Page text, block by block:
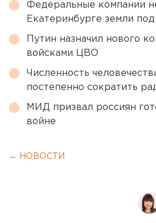
Федеральные компании
Екатеринбурге земли
Путин назначил нового
войсками ЦВО
Численность
постепенно сократить
МИД призвал россиян
войне
← НОВОСТИ